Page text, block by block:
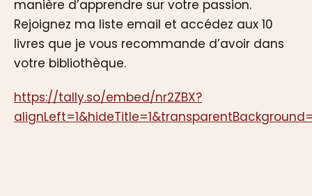
manière d’apprendre sur votre passion.
Rejoignez ma liste email et accédez aux 10
livres que je vous recommande d’avoir dans
votre bibliothèque.
https://tally.so/embed/nr2ZBX?